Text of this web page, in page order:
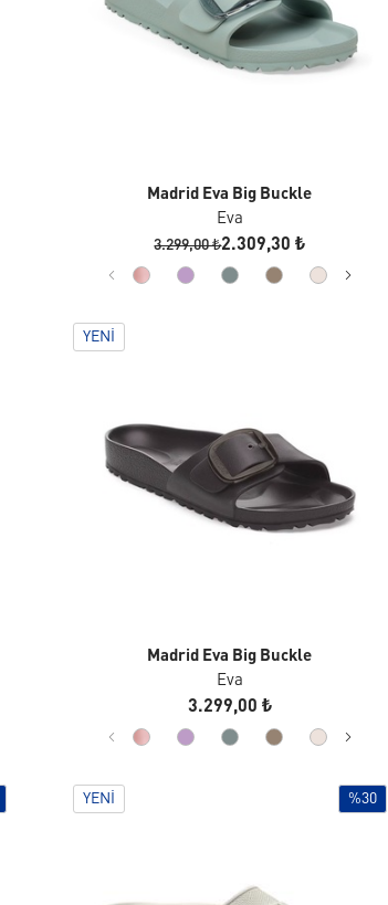
Madrid Eva Big Buckle
Eva
3.299,00 ₺2.309,30 ₺
YENI
Madrid Eva Big Buckle
Eva
3.299,00 ₺
YENI %30